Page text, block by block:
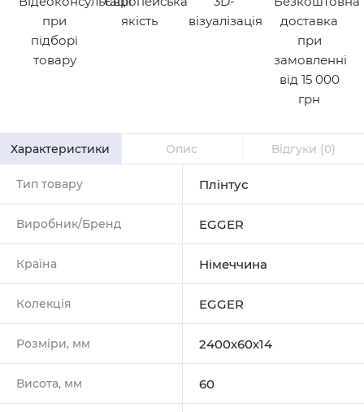
при
підборі
товару
якість
візуалізація
доставка
при
замовленні
від 15 000
грн
Характеристики Опис Відгуки (0)
Тип товару Плінтус
Виробник/Бренд EGGER
Країна Німеччина
Колекція EGGER
Розміри, мм 2400х60х14
Висота, мм 60